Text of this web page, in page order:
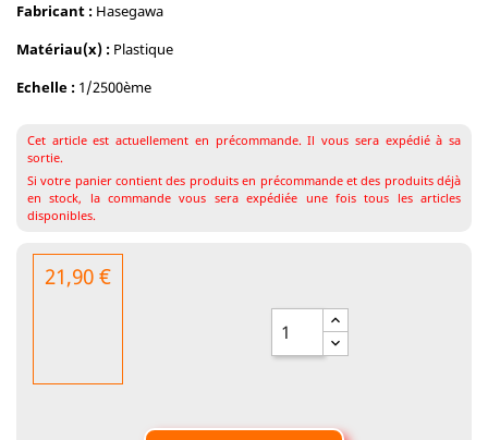
Fabricant : Hasegawa
Matériau(x) : Plastique
Echelle : 1/2500ème
Cet article est actuellement en précommande. Il vous sera expédié à sa
sortie.
Si votre panier contient des produits en précommande et des produits déjà
en stock, la commande vous sera expédiée une fois tous les articles
disponibles.
21,90 €